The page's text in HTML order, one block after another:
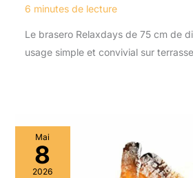
6 minutes de lecture
Le brasero Relaxdays de 75 cm de
usage simple et convivial sur terrasse
Mai
8
2026